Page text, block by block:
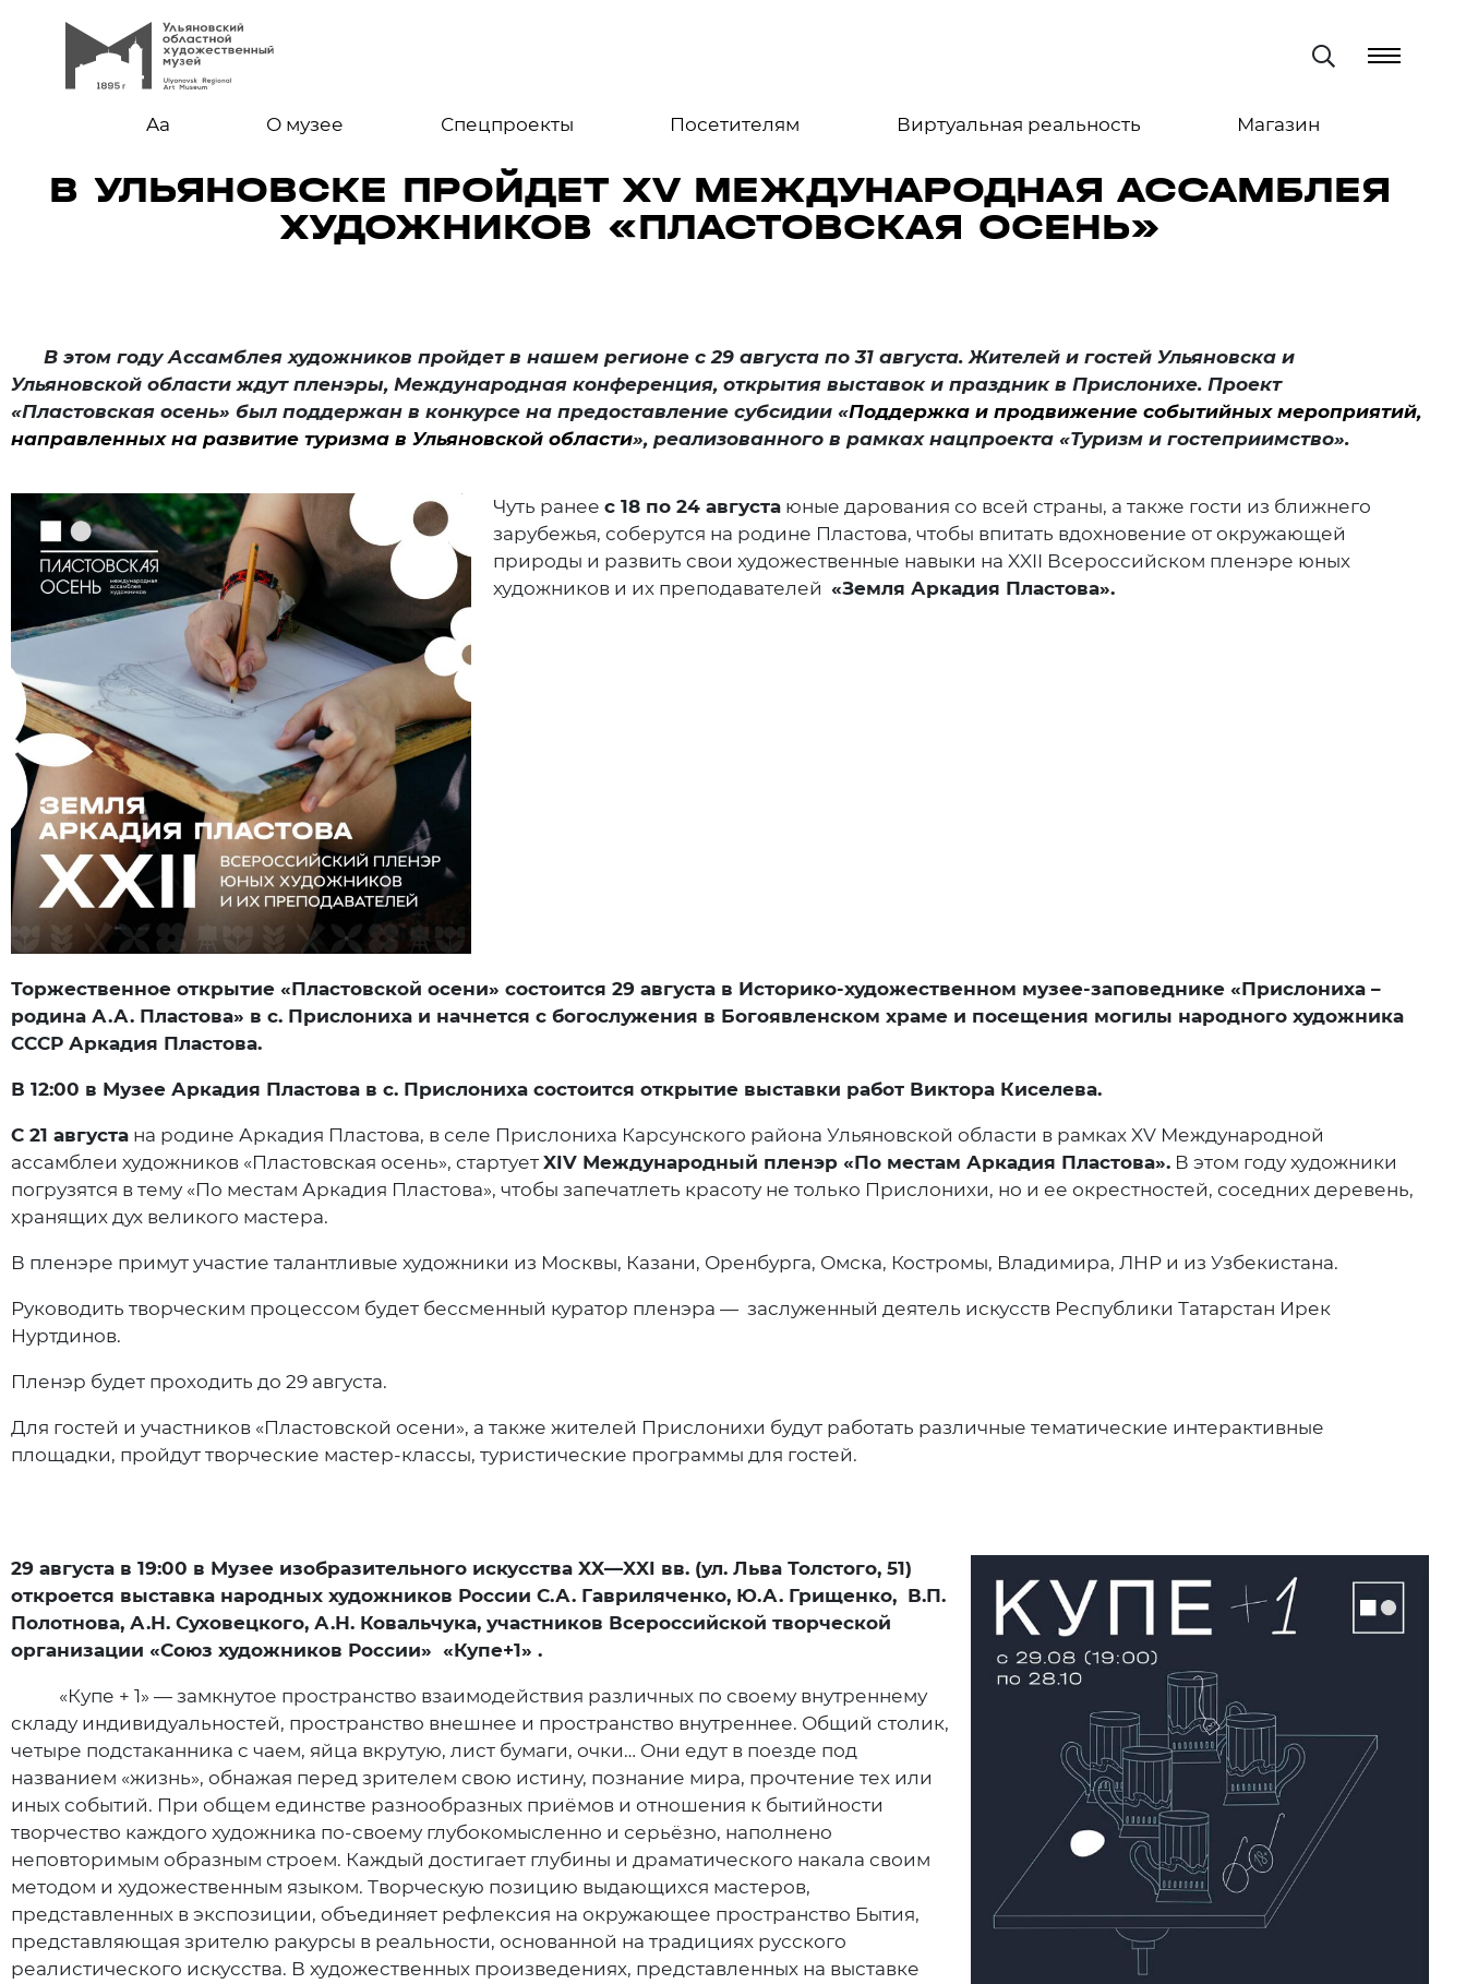
Aa О музее Спецпроекты Посетителям Виртуальная реальность Магазин
В УЛЬЯНОВСКЕ ПРОЙДЕТ XV МЕЖДУНАРОДНАЯ АССАМБЛЕЯ
ХУДОЖНИКОВ «ПЛАСТОВСКАЯ ОСЕНЬ»
В этом году Ассамблея художников пройдет в нашем регионе с 29 августа по 31 августа. Жителей и гостей Ульяновска и
Ульяновской области ждут пленэры, Международная конференция, открытия выставок и праздник в Прислонихе. Проект
«Пластовская осень» был поддержан в конкурсе на предоставление субсидии «Поддержка и продвижение событийных мероприятий,
направленных на развитие туризма в Ульяновской области», реализованного в рамках нацпроекта «Туризм и гостеприимство».
Чуть ранеес 18 по 24 августа юные дарования со всей страны, а также гости из ближнего
зарубежья, соберутся на родине Пластова, чтобы впитать вдохновение от окружающей
природы и развить свои художественные навыки на XXII Всероссийском пленэре юных
художников и их преподавателей «Земля Аркадия Пластова».
Торжественное открытие «Пластовской осени» состоится 29 августа в Историко-художественном музее-заповеднике «Прислониха –
родина А.А. Пластова» в с. Прислониха и начнется с богослужения в Богоявленском храме и посещения могилы народного художника
СССР Аркадия Пластова.
В 12:00 в Музее Аркадия Пластова в с. Прислониха состоится открытие выставки работ Виктора Киселева.
С 21 августа на родине Аркадия Пластова, в селе Прислониха Карсунского района Ульяновской области в рамках XV Международной
ассамблеи художников «Пластовская осень», стартует XIV Международный пленэр «По местам Аркадия Пластова». В этом году художники
погрузятся в тему «По местам Аркадия Пластова», чтобы запечатлеть красоту не только Прислонихи, но и ее окрестностей, соседних деревень,
хранящих дух великого мастера.
В пленэре примут участие талантливые художники из Москвы, Казани, Оренбурга, Омска, Костромы, Владимира, ЛНР и из Узбекистана.
Руководить творческим процессом будет бессменный куратор пленэра — заслуженный деятель искусств Республики Татарстан Ирек
Нуртдинов.
Пленэр будет проходить до 29 августа.
Для гостей и участников «Пластовской осени», а также жителей Прислонихи будут работать различные тематические интерактивные
площадки, пройдут творческие мастер-классы, туристические программы для гостей.
29 августа в 19:00 в Музее изобразительного искусства XX—XXI вв. (ул. Льва Толстого, 51)
откроется выставка народных художников России С.А. Гавриляченко, Ю.А. Грищенко, В.П.
Полотнова, А.Н. Суховецкого, А.Н. Ковальчука, участников Всероссийской творческой
организации «Союз художников России» «Купе+1» .
«Купе + 1» — замкнутое пространство взаимодействия различных по своему внутреннему
складу индивидуальностей, пространство внешнее и пространство внутреннее. Общий столик,
четыре подстаканника c чаем, яйца вкрутую, лист бумаги, очки… Они едут в поезде под
названием «жизнь», обнажая перед зрителем свою истину, познание мира, прочтение тех или
иных событий. При общем единстве разнообразных приёмов и отношения к бытийности
творчество каждого художника по-своему глубокомысленно и серьёзно, наполнено
неповторимым образным строем. Каждый достигает глубины и драматического накала своим
методом и художественным языком. Творческую позицию выдающихся мастеров,
представленных в экспозиции, объединяет рефлексия на окружающее пространство Бытия,
представляющая зрителю ракурсы в реальности, основанной на традициях русского
реалистического искусства. В художественных произведениях, представленных на выставке